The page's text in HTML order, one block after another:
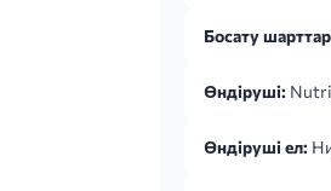
Босату
Өндіруші:
Өндіруші ел: